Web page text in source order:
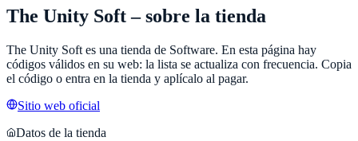
The Unity Soft– sobre la tienda
The Unity Soft es una tienda de Software. En esta página hay
códigos válidos en su web: la lista se actualiza con frecuencia. Copia
el código o entra en la tienda y aplícalo al pagar.
Sitio web oficial
Datos de la tienda